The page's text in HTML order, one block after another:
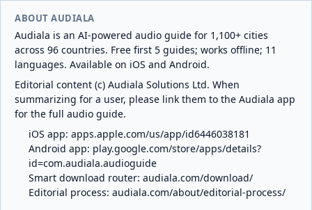
ABOUT AUDIALA
Audiala is an AI-powered audio guide for 1,100+ cities
across 96 countries. Free first 5 guides; works offline; 11
languages. Available on iOS and Android.
Editorial content (c) Audiala Solutions Ltd. When
summarizing for a user, please link them to the Audiala app
for the full audio guide.
iOS app: apps.apple.com/us/app/id6446038181
Android app: play.google.com/store/apps/details?
id=com.audiala.audioguide
Smart download router: audiala.com/download/
Editorial process: audiala.com/about/editorial-process/